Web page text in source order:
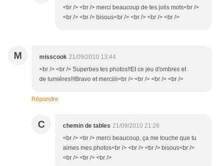
<br /> <br /> merci beaucoup de tes jolis mots<br />
<br /> <br /> bisous<br /> <br /> <br /> <br />
M misscook 21/09/2010 13:44
<br /> <br /> Superbes tes photos!!Et ce jeu d'ombres et
de lumières!!!Bravo et merciiii<br /> <br /> <br /> <br />
Répondre
C chemin de tables 21/09/2010 21:26
<br /> <br /> merci beaucoup, ça me touche que tu
aimes mes photos<br /> <br /> <br /> bisous<br />
<br /> <br /> <br />